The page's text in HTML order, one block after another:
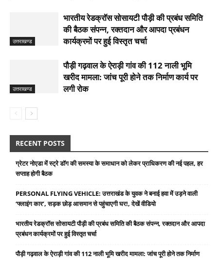
उत्तराखण्ड
भारतीय रेडक्रॉस सोसायटी पौड़ी की प्रबंध समिति
की बैठक संपन्न, रक्तदान और आपदा प्रबंधन
कार्यक्रमों पर हुई विस्तृत चर्चा
उत्तराखण्ड
पौड़ी गढ़वाल के ऐराड़ी गांव की 112 नाली भूमि
खरीद मामला: जांच पूरी होने तक निर्माण कार्य पर
लगी रोक
RECENT POSTS
ग्रेटर नोएडा में स्ट्रे डॉग की समस्या के समाधान को लेकर प्राधिकरण की नई पहल, हर
सप्ताह होगी बैठक
PERSONAL FLYING VEHICLE: उत्तराखंड के युवक ने बनाई हवा में उड़ने वाली
‘फ्लाइंग कार’, सड़क छोड़ आसमान से पहुंचाएगी घर!, देखें वीडियो
भारतीय रेडक्रॉस सोसायटी पौड़ी की प्रबंध समिति की बैठक संपन्न, रक्तदान और आपदा
प्रबंधन कार्यक्रमों पर हुई विस्तृत चर्चा
पौड़ी गढ़वाल के ऐराड़ी गांव की 112 नाली भूमि खरीद मामला: जांच पूरी होने तक निर्माण